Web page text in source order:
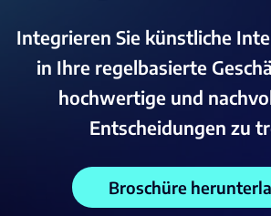
Integrieren Sie künstliche
in Ihre regelbasierte
hochwertige und
Entscheidungen zu
Broschüre